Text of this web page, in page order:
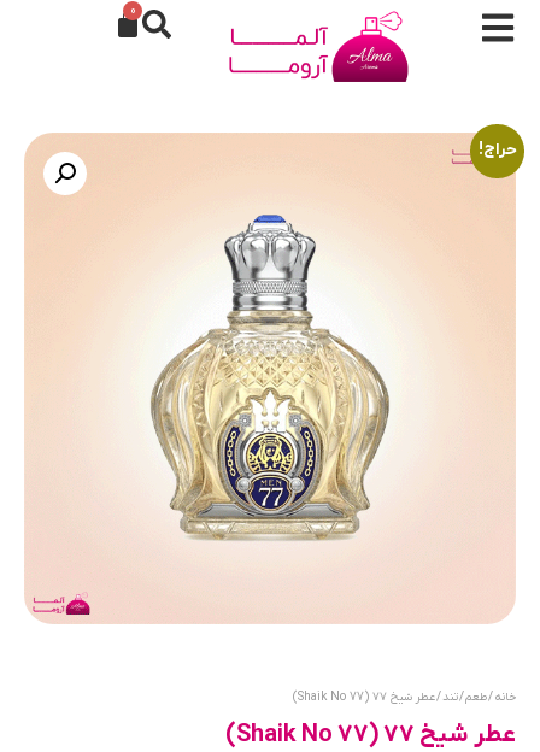
0
حراج!
خانه/طعم/تند/ عطر شیخ ۷۷ (Shaik No 77)
عطر شیخ ۷۷ (Shaik No 77)